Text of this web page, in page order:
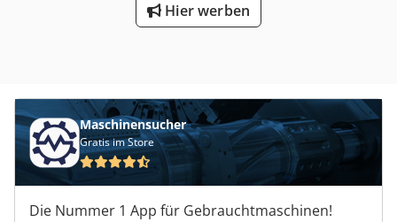
Hier werben
Maschinensucher
Gratis im Store
Die Nummer 1 App für Gebrauchtmaschinen!